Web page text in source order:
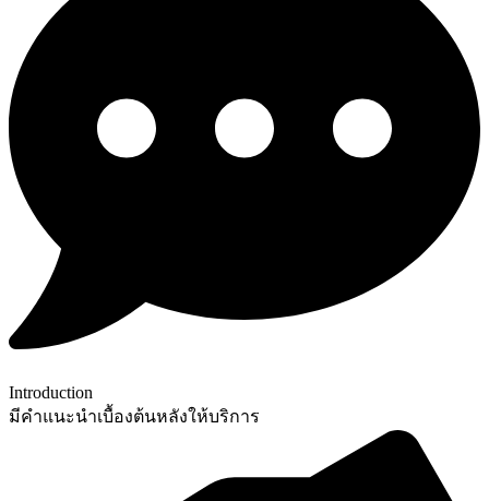
Introduction
มีคำแนะนำเบื้องต้นหลังให้บริการ